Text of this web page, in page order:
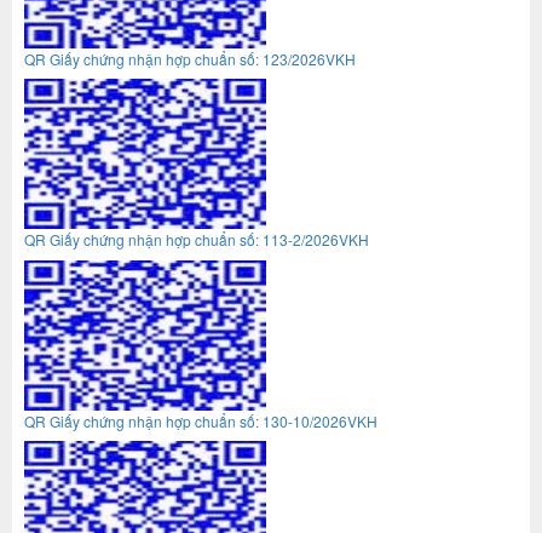
QR Giấy chứng nhận hợp chuẩn số: 123/2026VKH
QR Giấy chứng nhận hợp chuẩn số: 113-2/2026VKH
QR Giấy chứng nhận hợp chuẩn số: 130-10/2026VKH